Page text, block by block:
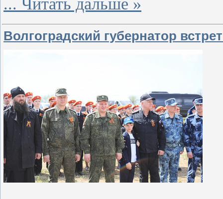
... Читать дальше »
Волгоградский губернатор